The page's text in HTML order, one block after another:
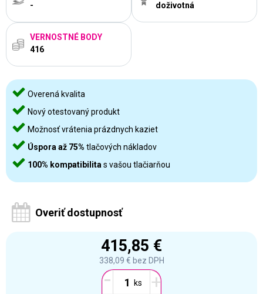
-
doživotná
VERNOSTNÉ BODY
416
Overená kvalita
Nový otestovaný produkt
Možnosť vrátenia prázdnych kaziet
Úspora až 75% tlačových nákladov
100% kompatibilita s vašou tlačiarňou
Overiť dostupnosť
415,85 €
338,09 € bez DPH
- +